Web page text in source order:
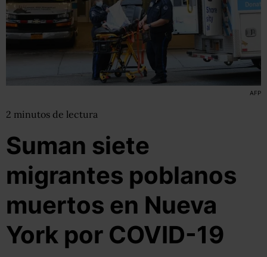
AFP
2 minutos de lectura
Suman siete
migrantes poblanos
muertos en Nueva
York por COVID-19